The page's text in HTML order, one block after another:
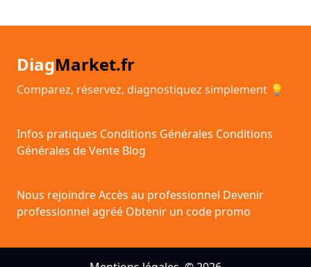
DiagMarket.fr
Comparez, réservez, diagnostiquez simplement 💡
Infos pratiques Conditions Générales Conditions
Générales de Vente Blog
Nous rejoindreAccès au professionnel Devenir
professionnel agréé Obtenir un code promo